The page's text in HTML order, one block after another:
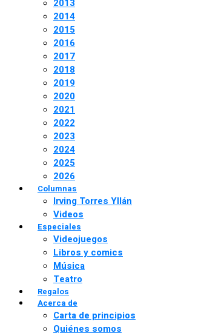
2013
2014
2015
2016
2017
2018
2019
2020
2021
2022
2023
2024
2025
2026
Columnas
Irving Torres Yllán
Videos
Especiales
Videojuegos
Libros y comics
Música
Teatro
Regalos
Acerca de
Carta de principios
Quiénes somos